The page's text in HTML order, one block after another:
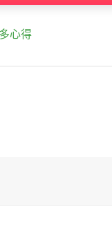
心得